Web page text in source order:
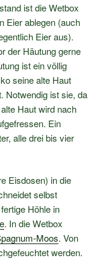
ist die Wetbox
Eier ablegen (auch
Eier aus).
der Häutung gerne
ist ein völlig
seine alte Haut
Notwendig ist sie, da
Haut wird nach
Ein
alle drei bis vier
Eisdosen) in die
selbst
Höhle in
. In die Wetbox
Moos. Von
werden.